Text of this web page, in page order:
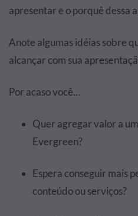
apresentar e o porquê dessa
Anote algumas idéias sobre
alcançar com sua
Por acaso você…
Quer agregar valor a
Evergreen?
Espera conseguir mais
conteúdo ou serviços?